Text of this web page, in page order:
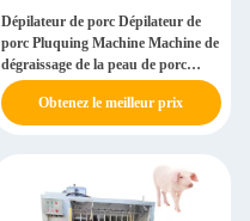
Dépilateur de porc Dépilateur de
porc Pluquing Machine Machine de
dégraissage de la peau de porc
Machine de tuerie de porc
Obtenez le meilleur prix